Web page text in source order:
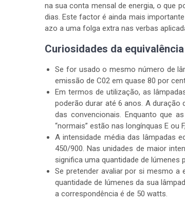
na sua conta mensal de energia, o que
dias. Este factor é ainda mais
azo a uma folga extra nas verbas
Curiosidades da
Se for usado o mesmo número de
emissão de C02 em quase 80 por
Em termos de utilização, as
poderão durar até 6 anos. A
das convencionais. Enquanto que
“normais” estão nas longínquas E
A intensidade média das lâmpadas
450/900. Nas unidades de maior
significa uma quantidade de lúmenes
Se pretender avaliar por si mesmo a
quantidade de lúmenes da sua
a correspondência é de 50 watts.